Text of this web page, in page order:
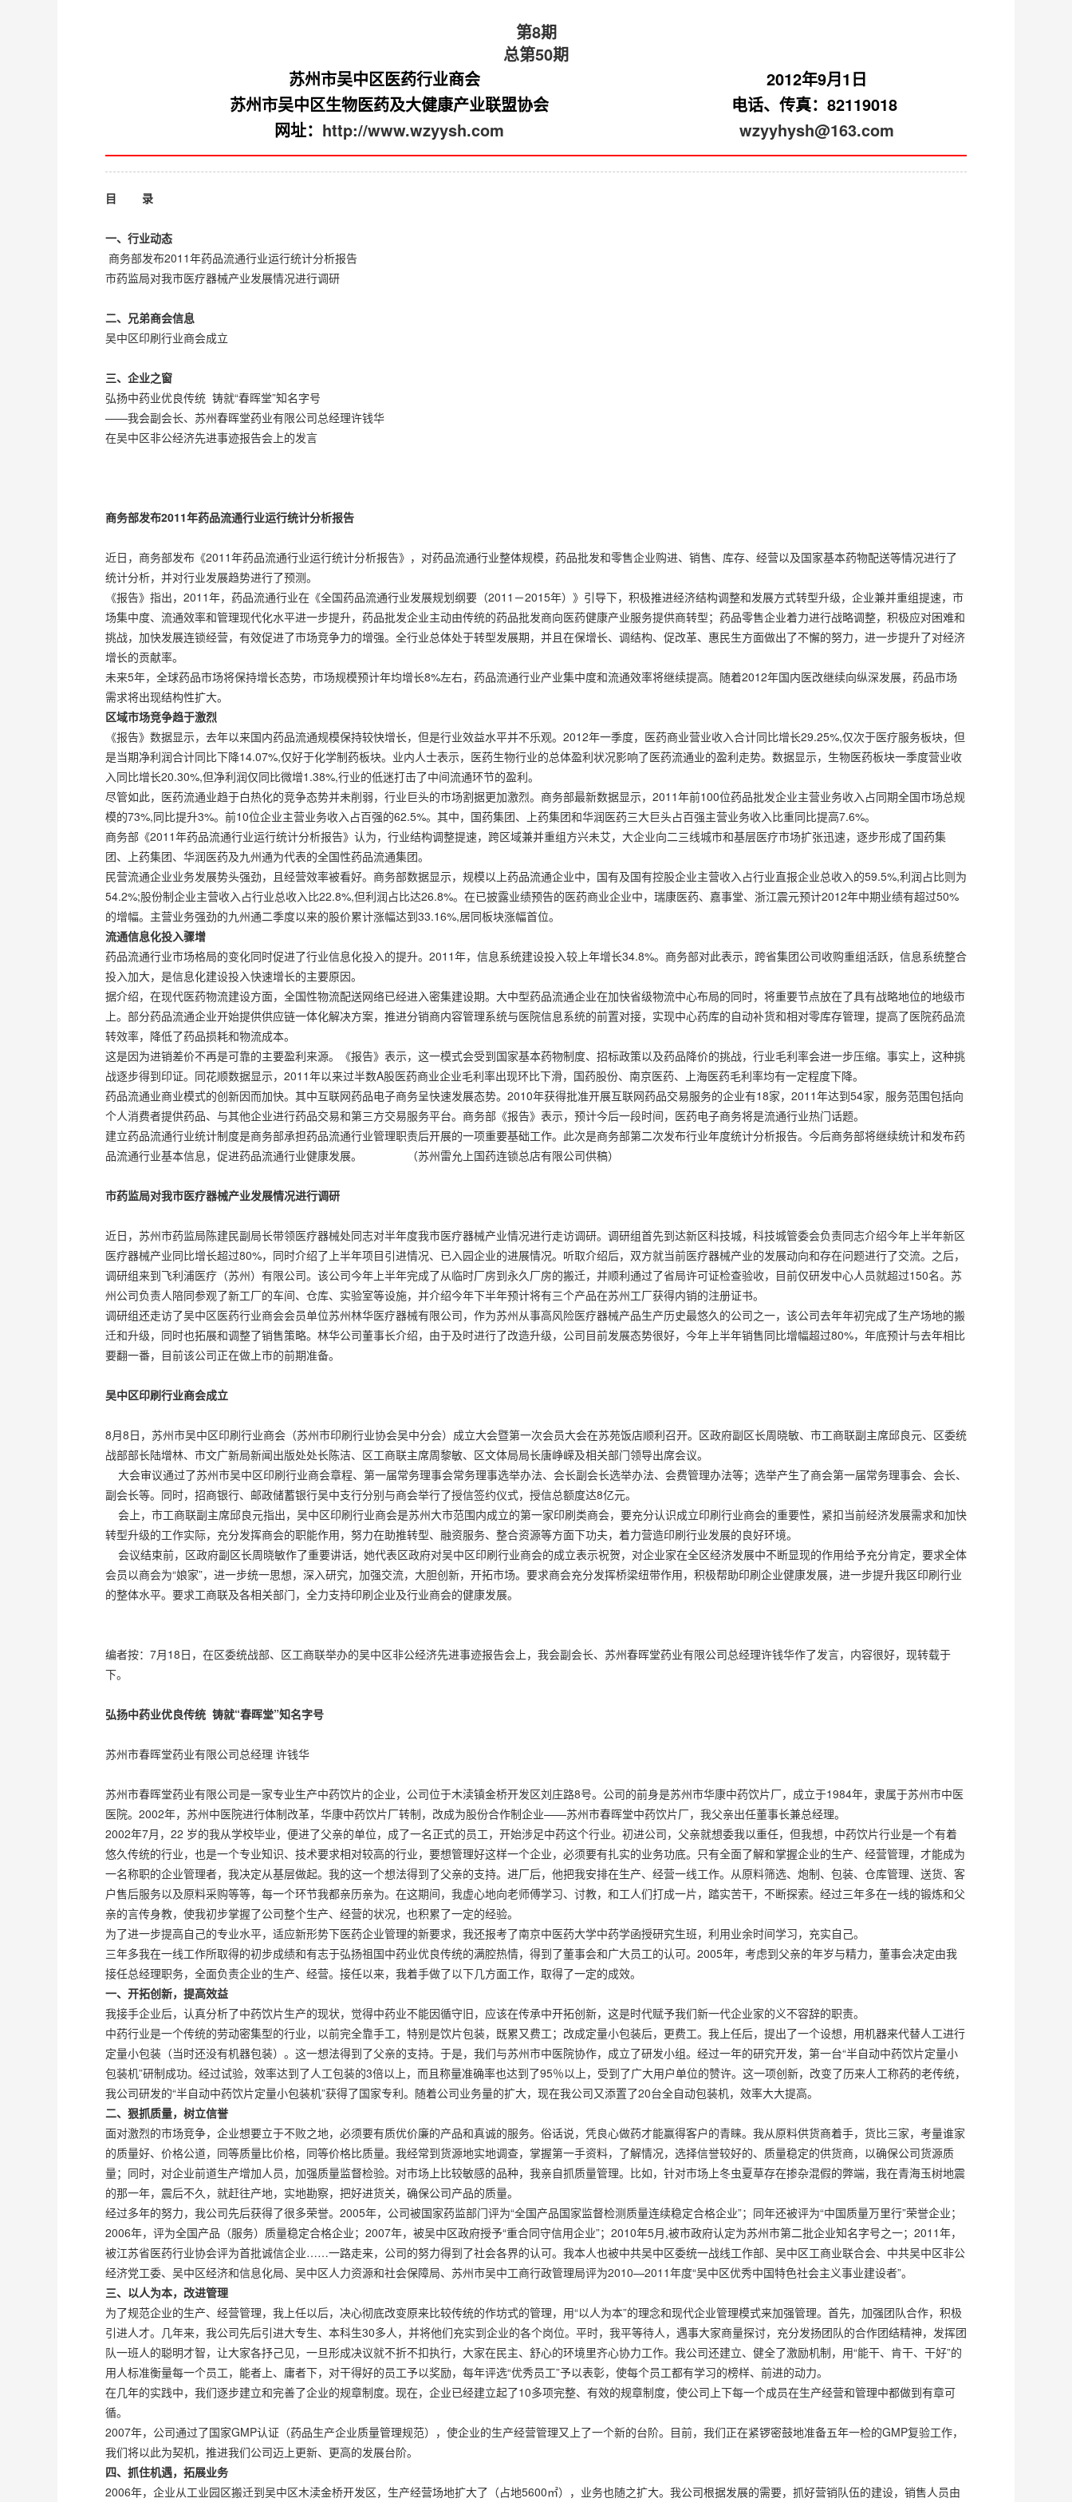
第8期
总第50期
苏州市吴中区医药行业商会
2012年9月1日
苏州市吴中区生物医药及大健康产业联盟协会
电话、传真：82119018
网址： http://www.wzyysh.com wzyyhysh@163.com
目 录
一、 行业动态
商务部发布2011年药品流通行业运行统计分析报告
市药监局对我市医疗器械产业发展情况进行调研
二、兄弟商会信息
吴中区印刷行业商会成立
三、企业之窗
弘扬中药业优良传统 铸就“春晖堂”知名字号
——我会副会长、苏州春晖堂药业有限公司总经理许钱华
在吴中区非公经济先进事迹报告会上的发言
商务部发布2011年药品流通行业运行统计分析报告
近日，商务部发布《2011年药品流通行业运行统计分析报告》，对药品流通行业整体规模，药品批发和零售企业购进、销售、库存、经营以及国家基本药物配送等情况进行了
统计分析，并对行业发展趋势进行了预测。
《报告》指出，2011年，药品流通行业在《全国药品流通行业发展规划纲要（2011－2015年）》引导下，积极推进经济结构调整和发展方式转型升级，企业兼并重组提速，市
场集中度、流通效率和管理现代化水平进一步提升，药品批发企业主动由传统的药品批发商向医药健康产业服务提供商转型；药品零售企业着力进行战略调整，积极应对困难和
挑战，加快发展连锁经营，有效促进了市场竞争力的增强。全行业总体处于转型发展期，并且在保增长、调结构、促改革、惠民生方面做出了不懈的努力，进一步提升了对经济
增长的贡献率。
未来5年，全球药品市场将保持增长态势，市场规模预计年均增长8%左右，药品流通行业产业集中度和流通效率将继续提高。随着2012年国内医改继续向纵深发展，药品市场
需求将出现结构性扩大。
区域市场竞争趋于激烈
《报告》数据显示，去年以来国内药品流通规模保持较快增长，但是行业效益水平并不乐观。2012年一季度，医药商业营业收入合计同比增长29.25%,仅次于医疗服务板块，但
是当期净利润合计同比下降14.07%,仅好于化学制药板块。业内人士表示，医药生物行业的总体盈利状况影响了医药流通业的盈利走势。数据显示，生物医药板块一季度营业收
入同比增长20.30%,但净利润仅同比微增1.38%,行业的低迷打击了中间流通环节的盈利。
尽管如此，医药流通业趋于白热化的竞争态势并未削弱，行业巨头的市场割据更加激烈。商务部最新数据显示，2011年前100位药品批发企业主营业务收入占同期全国市场总规
模的73%,同比提升3%。前10位企业主营业务收入占百强的62.5%。其中，国药集团、上药集团和华润医药三大巨头占百强主营业务收入比重同比提高7.6%。
商务部《2011年药品流通行业运行统计分析报告》认为，行业结构调整提速，跨区域兼并重组方兴未艾，大企业向二三线城市和基层医疗市场扩张迅速，逐步形成了国药集
团、上药集团、华润医药及九州通为代表的全国性药品流通集团。
民营流通企业业务发展势头强劲，且经营效率被看好。商务部数据显示，规模以上药品流通企业中，国有及国有控股企业主营收入占行业直报企业总收入的59.5%,利润占比则为
54.2%;股份制企业主营收入占行业总收入比22.8%,但利润占比达26.8%。在已披露业绩预告的医药商业企业中，瑞康医药、嘉事堂、浙江震元预计2012年中期业绩有超过50%
的增幅。主营业务强劲的九州通二季度以来的股价累计涨幅达到33.16%,居同板块涨幅首位。
流通信息化投入骤增
药品流通行业市场格局的变化同时促进了行业信息化投入的提升。2011年，信息系统建设投入较上年增长34.8%。商务部对此表示，跨省集团公司收购重组活跃，信息系统整合
投入加大，是信息化建设投入快速增长的主要原因。
据介绍，在现代医药物流建设方面，全国性物流配送网络已经进入密集建设期。大中型药品流通企业在加快省级物流中心布局的同时，将重要节点放在了具有战略地位的地级市
上。部分药品流通企业开始提供供应链一体化解决方案，推进分销商内容管理系统与医院信息系统的前置对接，实现中心药库的自动补货和相对零库存管理，提高了医院药品流
转效率，降低了药品损耗和物流成本。
这是因为进销差价不再是可靠的主要盈利来源。《报告》表示，这一模式会受到国家基本药物制度、招标政策以及药品降价的挑战，行业毛利率会进一步压缩。事实上，这种挑
战逐步得到印证。同花顺数据显示，2011年以来过半数A股医药商业企业毛利率出现环比下滑，国药股份、南京医药、上海医药毛利率均有一定程度下降。
药品流通业商业模式的创新因而加快。其中互联网药品电子商务呈快速发展态势。2010年获得批准开展互联网药品交易服务的企业有18家，2011年达到54家，服务范围包括向
个人消费者提供药品、与其他企业进行药品交易和第三方交易服务平台。商务部《报告》表示，预计今后一段时间，医药电子商务将是流通行业热门话题。
建立药品流通行业统计制度是商务部承担药品流通行业管理职责后开展的一项重要基础工作。此次是商务部第二次发布行业年度统计分析报告。今后商务部将继续统计和发布药
品流通行业基本信息，促进药品流通行业健康发展。 （苏州雷允上国药连锁总店有限公司供稿）
市药监局对我市医疗器械产业发展情况进行调研
近日，苏州市药监局陈建民副局长带领医疗器械处同志对半年度我市医疗器械产业情况进行走访调研。调研组首先到达新区科技城，科技城管委会负责同志介绍今年上半年新区
医疗器械产业同比增长超过80%，同时介绍了上半年项目引进情况、已入园企业的进展情况。听取介绍后，双方就当前医疗器械产业的发展动向和存在问题进行了交流。之后，
调研组来到飞利浦医疗（苏州）有限公司。该公司今年上半年完成了从临时厂房到永久厂房的搬迁，并顺利通过了省局许可证检查验收，目前仅研发中心人员就超过150名。苏
州公司负责人陪同参观了新工厂的车间、仓库、实验室等设施，并介绍今年下半年预计将有三个产品在苏州工厂获得内销的注册证书。
调研组还走访了吴中区医药行业商会会员单位苏州林华医疗器械有限公司，作为苏州从事高风险医疗器械产品生产历史最悠久的公司之一，该公司去年年初完成了生产场地的搬
迁和升级，同时也拓展和调整了销售策略。林华公司董事长介绍，由于及时进行了改造升级，公司目前发展态势很好，今年上半年销售同比增幅超过80%，年底预计与去年相比
要翻一番，目前该公司正在做上市的前期准备。
吴中区印刷行业商会成立
8月8日，苏州市吴中区印刷行业商会（苏州市印刷行业协会吴中分会）成立大会暨第一次会员大会在苏苑饭店顺利召开。区政府副区长周晓敏、市工商联副主席邱良元、区委统
战部部长陆增林、市文广新局新闻出版处处长陈洁、区工商联主席周黎敏、区文体局局长唐峥嵘及相关部门领导出席会议。
大会审议通过了苏州市吴中区印刷行业商会章程、第一届常务理事会常务理事选举办法、会长副会长选举办法、会费管理办法等；选举产生了商会第一届常务理事会、会长、
副会长等。同时，招商银行、邮政储蓄银行吴中支行分别与商会举行了授信签约仪式，授信总额度达8亿元。
会上，市工商联副主席邱良元指出，吴中区印刷行业商会是苏州大市范围内成立的第一家印刷类商会，要充分认识成立印刷行业商会的重要性，紧扣当前经济发展需求和加快
转型升级的工作实际，充分发挥商会的职能作用，努力在助推转型、融资服务、整合资源等方面下功夫，着力营造印刷行业发展的良好环境。
会议结束前，区政府副区长周晓敏作了重要讲话，她代表区政府对吴中区印刷行业商会的成立表示祝贺，对企业家在全区经济发展中不断显现的作用给予充分肯定，要求全体
会员以商会为“娘家”，进一步统一思想，深入研究，加强交流，大胆创新，开拓市场。要求商会充分发挥桥梁纽带作用，积极帮助印刷企业健康发展，进一步提升我区印刷行业
的整体水平。要求工商联及各相关部门，全力支持印刷企业及行业商会的健康发展。
编者按：7月18日，在区委统战部、区工商联举办的吴中区非公经济先进事迹报告会上，我会副会长、苏州春晖堂药业有限公司总经理许钱华作了发言，内容很好，现转载于
下。
弘扬中药业优良传统 铸就“春晖堂”知名字号
苏州市春晖堂药业有限公司总经理 许钱华
苏州市春晖堂药业有限公司是一家专业生产中药饮片的企业，公司位于木渎镇金桥开发区刘庄路8号。公司的前身是苏州市华康中药饮片厂，成立于1984年，隶属于苏州市中医
医院。2002年，苏州中医院进行体制改革，华康中药饮片厂转制，改成为股份合作制企业——苏州市春晖堂中药饮片厂，我父亲出任董事长兼总经理。
2002年7月，22 岁的我从学校毕业，便进了父亲的单位，成了一名正式的员工，开始涉足中药这个行业。初进公司，父亲就想委我以重任，但我想，中药饮片行业是一个有着
悠久传统的行业，也是一个专业知识、技术要求相对较高的行业，要想管理好这样一个企业，必须要有扎实的业务功底。只有全面了解和掌握企业的生产、经营管理，才能成为
一名称职的企业管理者，我决定从基层做起。我的这一个想法得到了父亲的支持。进厂后，他把我安排在生产、经营一线工作。从原料筛选、炮制、包装、仓库管理、送货、客
户售后服务以及原料采购等等，每一个环节我都亲历亲为。在这期间，我虚心地向老师傅学习、讨教，和工人们打成一片，踏实苦干，不断探索。经过三年多在一线的锻炼和父
亲的言传身教，使我初步掌握了公司整个生产、经营的状况，也积累了一定的经验。
为了进一步提高自己的专业水平，适应新形势下医药企业管理的新要求，我还报考了南京中医药大学中药学函授研究生班，利用业余时间学习，充实自己。
三年多我在一线工作所取得的初步成绩和有志于弘扬祖国中药业优良传统的满腔热情，得到了董事会和广大员工的认可。2005年，考虑到父亲的年岁与精力，董事会决定由我
接任总经理职务，全面负责企业的生产、经营。接任以来，我着手做了以下几方面工作，取得了一定的成效。
一、开拓创新，提高效益
我接手企业后，认真分析了中药饮片生产的现状，觉得中药业不能因循守旧，应该在传承中开拓创新，这是时代赋予我们新一代企业家的义不容辞的职责。
中药行业是一个传统的劳动密集型的行业，以前完全靠手工，特别是饮片包装，既累又费工；改成定量小包装后，更费工。我上任后，提出了一个设想，用机器来代替人工进行
定量小包装（当时还没有机器包装）。这一想法得到了父亲的支持。于是，我们与苏州市中医院协作，成立了研发小组。经过一年的研究开发，第一台“半自动中药饮片定量小
包装机”研制成功。经过试验，效率达到了人工包装的3倍以上，而且称量准确率也达到了95％以上，受到了广大用户单位的赞许。这一项创新，改变了历来人工称药的老传统，
我公司研发的“半自动中药饮片定量小包装机”获得了国家专利。随着公司业务量的扩大，现在我公司又添置了20台全自动包装机，效率大大提高。
二、狠抓质量，树立信誉
面对激烈的市场竞争，企业想要立于不败之地，必须要有质优价廉的产品和真诚的服务。俗话说，凭良心做药才能赢得客户的青睐。我从原料供货商着手，货比三家，考量谁家
的质量好、价格公道，同等质量比价格，同等价格比质量。我经常到货源地实地调查，掌握第一手资料，了解情况，选择信誉较好的、质量稳定的供货商，以确保公司货源质
量；同时，对企业前道生产增加人员，加强质量监督检验。对市场上比较敏感的品种，我亲自抓质量管理。比如，针对市场上冬虫夏草存在掺杂混假的弊端，我在青海玉树地震
的那一年，震后不久，就赶往产地，实地勘察，把好进货关，确保公司产品的质量。
经过多年的努力，我公司先后获得了很多荣誉。2005年，公司被国家药监部门评为“全国产品国家监督检测质量连续稳定合格企业”；同年还被评为“中国质量万里行”荣誉企业；
2006年，评为全国产品（服务）质量稳定合格企业；2007年，被吴中区政府授予“重合同守信用企业”；2010年5月,被市政府认定为苏州市第二批企业知名字号之一；2011年，
被江苏省医药行业协会评为首批诚信企业……一路走来，公司的努力得到了社会各界的认可。我本人也被中共吴中区委统一战线工作部、吴中区工商业联合会、中共吴中区非公
经济党工委、吴中区经济和信息化局、吴中区人力资源和社会保障局、苏州市吴中工商行政管理局评为2010—2011年度“吴中区优秀中国特色社会主义事业建设者”。
三、以人为本，改进管理
为了规范企业的生产、经营管理，我上任以后，决心彻底改变原来比较传统的作坊式的管理，用“以人为本”的理念和现代企业管理模式来加强管理。首先，加强团队合作，积极
引进人才。几年来，我公司先后引进大专生、本科生30多人，并将他们充实到企业的各个岗位。平时，我平等待人，遇事大家商量探讨，充分发扬团队的合作团结精神，发挥团
队一班人的聪明才智，让大家各抒己见，一旦形成决议就不折不扣执行，大家在民主、舒心的环境里齐心协力工作。我公司还建立、健全了激励机制，用“能干、肯干、干好”的
用人标准衡量每一个员工，能者上、庸者下，对干得好的员工予以奖励，每年评选“优秀员工”予以表彰，使每个员工都有学习的榜样、前进的动力。
在几年的实践中，我们逐步建立和完善了企业的规章制度。现在，企业已经建立起了10多项完整、有效的规章制度，使公司上下每一个成员在生产经营和管理中都做到有章可
循。
2007年，公司通过了国家GMP认证（药品生产企业质量管理规范），使企业的生产经营管理又上了一个新的台阶。目前，我们正在紧锣密鼓地准备五年一检的GMP复验工作，
我们将以此为契机，推进我们公司迈上更新、更高的发展台阶。
四、抓住机遇，拓展业务
2006年，企业从工业园区搬迁到吴中区木渎金桥开发区，生产经营场地扩大了（占地5600㎡），业务也随之扩大。我公司根据发展的需要，抓好营销队伍的建设，销售人员由